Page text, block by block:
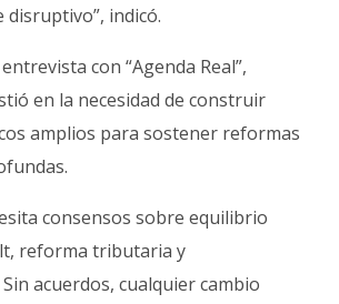
indicó.
con “Agenda Real”,
en la necesidad de construir
amplios para sostener reformas
consensos sobre equilibrio
reforma tributaria y
acuerdos, cualquier cambio